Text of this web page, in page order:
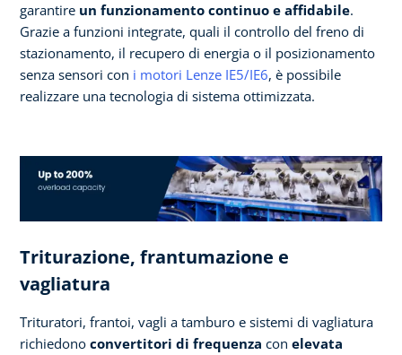
garantire un funzionamento continuo e affidabile.
Grazie a funzioni integrate, quali il controllo del freno di
stazionamento, il recupero di energia o il posizionamento
senza sensori con i motori Lenze IE5/IE6, è possibile
realizzare una tecnologia di sistema ottimizzata.
Triturazione, frantumazione e
vagliatura
Trituratori, frantoi, vagli a tamburo e sistemi di vagliatura
richiedono convertitori di frequenza con elevata